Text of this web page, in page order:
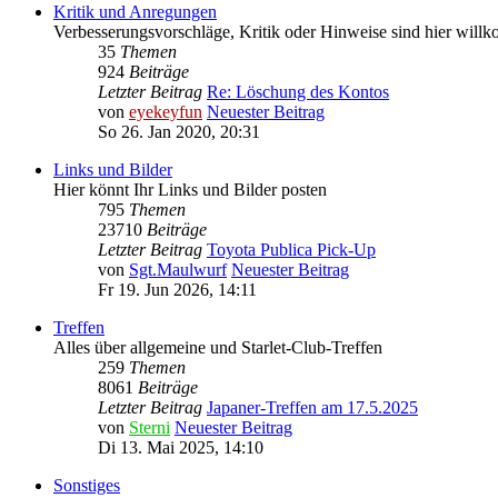
Kritik und Anregungen
Verbesserungsvorschläge, Kritik oder Hinweise sind hier
35 Themen
924 Beiträge
Letzter Beitrag Re: Löschung des Kontos
von eyekeyfun Neuester Beitrag
So 26. Jan 2020, 20:31
Links und Bilder
Hier könnt Ihr Links und Bilder posten
795 Themen
23710 Beiträge
Letzter Beitrag Toyota Publica Pick-Up
von Sgt.Maulwurf Neuester Beitrag
Fr 19. Jun 2026, 14:11
Treffen
Alles über allgemeine und Starlet-Club-Treffen
259 Themen
8061 Beiträge
Letzter Beitrag Japaner-Treffen am 17.5.2025
von Sterni Neuester Beitrag
Di 13. Mai 2025, 14:10
Sonstiges